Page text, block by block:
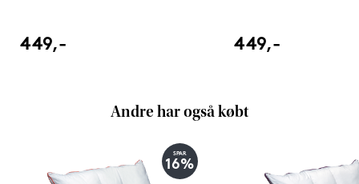
449,- 449,-
Andre har også købt
SPAR
16%